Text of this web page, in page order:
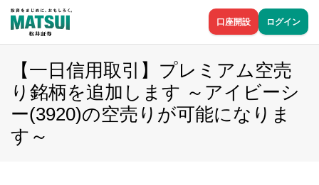
口座開設 ログイン
【一日信用取引】プレミアム空売
り銘柄を追加します ～アイビーシ
ー(3920)の空売りが可能になりま
す～